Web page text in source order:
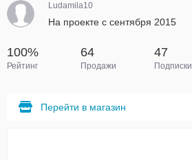
Ludamila10
На проекте с сентября 2015
100%
Рейтинг
64
Продажи
47
Подписки
Перейти в магазин